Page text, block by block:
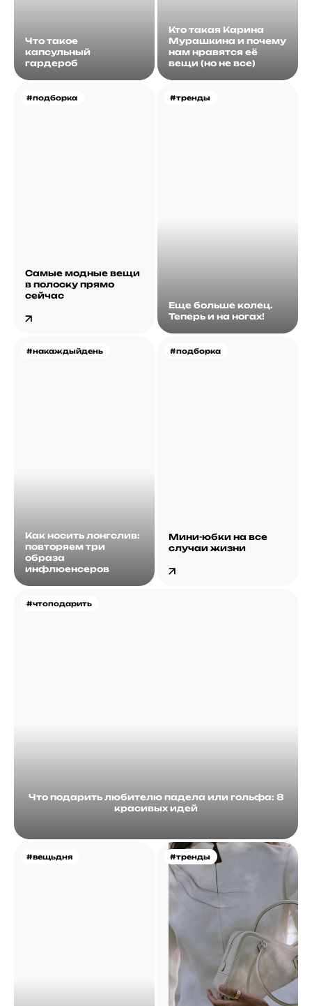
Что такое
капсульный
гардероб
Кто такая Карина
Мурашкина и почему
нам нравятся её
вещи (но не все)
#подборка
Самые модные вещи
в полоску прямо
сейчас
#тренды
Еще больше колец.
Теперь и на ногах!
#накаждыйдень
Как носить лонгслив:
повторяем три
образа
инфлюенсеров
#чтоподарить
Что подарить любителю падела или гольфа: 8
красивых идей
#подборка
Мини-юбки на все
случаи жизни
#вещьдня #тренды